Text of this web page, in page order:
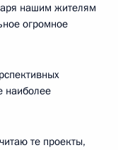
нашим жителям
огромное
наиболее
те проекты,